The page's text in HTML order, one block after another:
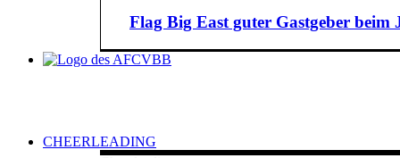
Flag Big East guter Gastgeber
CHEERLEADING